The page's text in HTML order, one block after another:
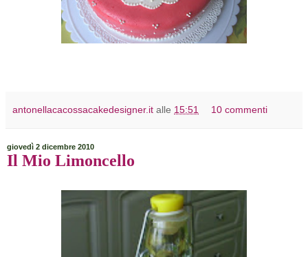
antonellacacossacakedesigner.it alle 15:51 10 commenti
giovedì 2 dicembre 2010
Il Mio Limoncello